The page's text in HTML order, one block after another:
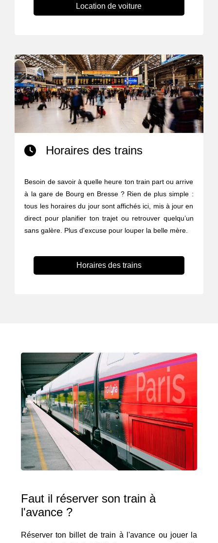
Location de voiture
Horaires des trains
Besoin de savoir à quelle heure ton train part ou arrive
à la gare de Bourg en Bresse ? Rien de plus simple :
tous les horaires du jour sont affichés ici, mis à jour en
direct pour planifier ton trajet ou retrouver quelqu’un
sans galère. Plus d'excuse pour louper la belle mère.
Horaires des trains
Faut il réserver son train à
l'avance ?
Réserver ton billet de train à l'avance ou jouer la